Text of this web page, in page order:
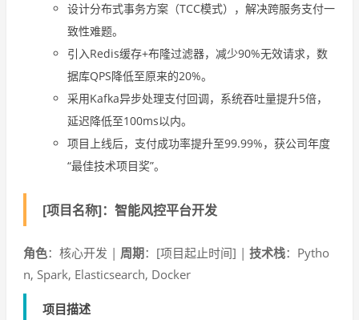
设计分布式事务方案（TCC模式），解决跨服务支付一
致性难题。
引入Redis缓存+布隆过滤器，减少90%无效请求，数
据库QPS降低至原来的20%。
采用Kafka异步处理支付回调，系统吞吐量提升5倍，
延迟降低至100ms以内。
项目上线后，支付成功率提升至99.99%，获公司年度
“最佳技术项目奖”。
[项目名称]：智能风控平台开发
角色：核心开发 | 周期：[项目起止时间] | 技术栈：Pytho
n, Spark, Elasticsearch, Docker
项目描述